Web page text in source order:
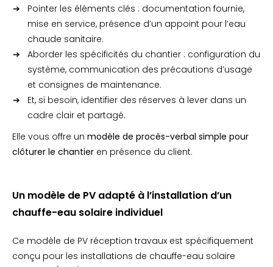
Pointer les éléments clés : documentation fournie,
mise en service, présence d’un appoint pour l’eau
chaude sanitaire.
Aborder les spécificités du chantier : configuration du
système, communication des précautions d’usage
et consignes de maintenance.
Et, si besoin, identifier des réserves à lever dans un
cadre clair et partagé.
Elle vous offre un modèle de procès-verbal simple pour
clôturer le chantier en présence du client.
Un modèle de PV adapté à l’installation d’un
chauffe-eau solaire individuel
Ce modèle de PV réception travaux est spécifiquement
conçu pour les installations de chauffe-eau solaire